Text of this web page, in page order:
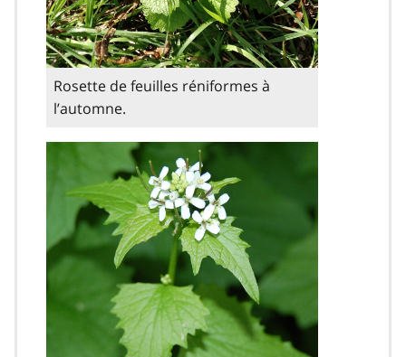
Rosette de feuilles réniformes à
l’automne.